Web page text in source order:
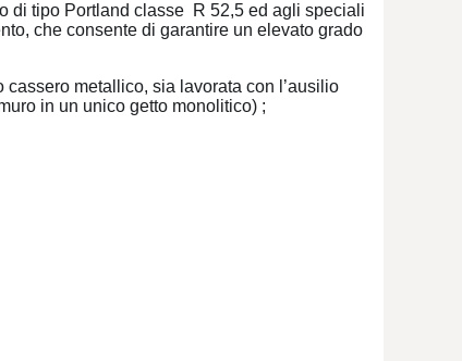
di tipo Portland classe R 52,5 ed agli speciali
che consente di garantire un elevato grado
metallico, sia lavorata con l’ausilio
in un unico getto monolitico) ;